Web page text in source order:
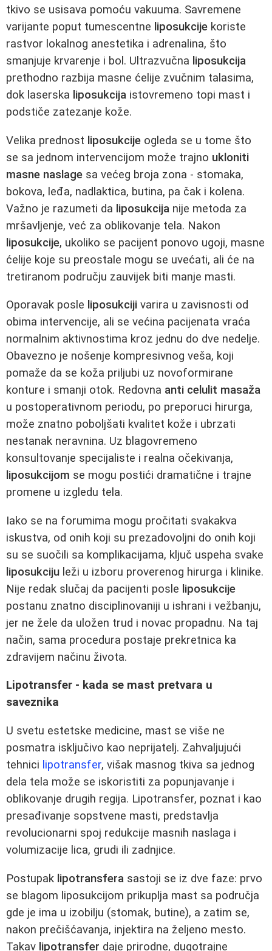
tkivo se usisava pomoću vakuuma. Savremene
varijante poput tumescentne liposukcije koriste
rastvor lokalnog anestetika i adrenalina, što
smanjuje krvarenje i bol. Ultrazvučna liposukcija
prethodno razbija masne ćelije zvučnim talasima,
dok laserska liposukcija istovremeno topi mast i
podstiče zatezanje kože.
Velika prednost liposukcije ogleda se u tome što
se sa jednom intervencijom može trajno ukloniti
masne naslage sa većeg broja zona - stomaka,
bokova, leđa, nadlaktica, butina, pa čak i kolena.
Važno je razumeti da liposukcija nije metoda za
mršavljenje, već za oblikovanje tela. Nakon
liposukcije, ukoliko se pacijent ponovo ugoji, masne
ćelije koje su preostale mogu se uvećati, ali će na
tretiranom području zauvijek biti manje masti.
Oporavak posle liposukciji varira u zavisnosti od
obima intervencije, ali se većina pacijenata vraća
normalnim aktivnostima kroz jednu do dve nedelje.
Obavezno je nošenje kompresivnog veša, koji
pomaže da se koža priljubi uz novoformirane
konture i smanji otok. Redovna anti celulit masaža
u postoperativnom periodu, po preporuci hirurga,
može znatno poboljšati kvalitet kože i ubrzati
nestanak neravnina. Uz blagovremeno
konsultovanje specijaliste i realna očekivanja,
liposukcijom se mogu postići dramatične i trajne
promene u izgledu tela.
Iako se na forumima mogu pročitati svakakva
iskustva, od onih koji su prezadovoljni do onih koji
su se suočili sa komplikacijama, ključ uspeha svake
liposukciju leži u izboru proverenog hirurga i klinike.
Nije redak slučaj da pacijenti posle liposukcije
postanu znatno disciplinovaniji u ishrani i vežbanju,
jer ne žele da uložen trud i novac propadnu. Na taj
način, sama procedura postaje prekretnica ka
zdravijem načinu života.
Lipotransfer - kada se mast pretvara u
saveznika
U svetu estetske medicine, mast se više ne
posmatra isključivo kao neprijatelj. Zahvaljujući
tehnici lipotransfer, višak masnog tkiva sa jednog
dela tela može se iskoristiti za popunjavanje i
oblikovanje drugih regija. Lipotransfer, poznat i kao
presađivanje sopstvene masti, predstavlja
revolucionarni spoj redukcije masnih naslaga i
volumizacije lica, grudi ili zadnjice.
Postupak lipotransfera sastoji se iz dve faze: prvo
se blagom liposukcijom prikuplja mast sa područja
gde je ima u izobilju (stomak, butine), a zatim se,
nakon prečišćavanja, injektira na željeno mesto.
Takav lipotransfer daje prirodne, dugotrajne